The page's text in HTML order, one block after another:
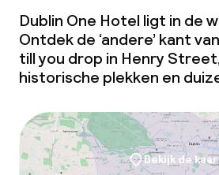
Dublin One Hotel ligt in de
Ontdek de ‘andere’ kant
till you drop in Henry
historische plekken en
Bekijk de